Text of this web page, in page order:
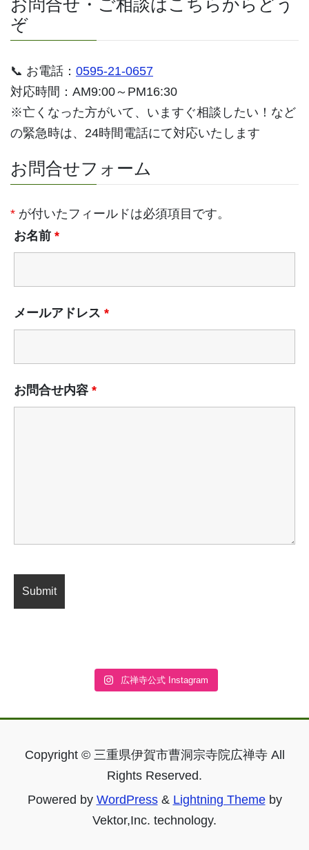
お問合せ・ご相談はこちらからどう
ぞ
📞 お電話： 0595-21-0657
対応時間：AM9:00～PM16:30
※亡くなった方がいて、いますぐ相談したい！など
の緊急時は、24時間電話にて対応いたします
お問合せフォーム
* が付いたフィールドは必須項目です。
お名前 *
メールアドレス *
お問合せ内容 *
広禅寺公式 Instagram
Copyright © 三重県伊賀市曹洞宗寺院広禅寺 All
Rights Reserved.
Powered by WordPress& Lightning Themeby
Vektor,Inc. technology.